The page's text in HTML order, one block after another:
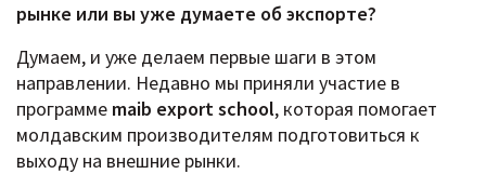
рынке или вы уже думаете об экспорте?
Думаем, и уже делаем первые шаги в этом
направлении. Недавно мы приняли участие в
программе maib export school, которая помогает
молдавским производителям подготовиться к
выходу на внешние рынки.